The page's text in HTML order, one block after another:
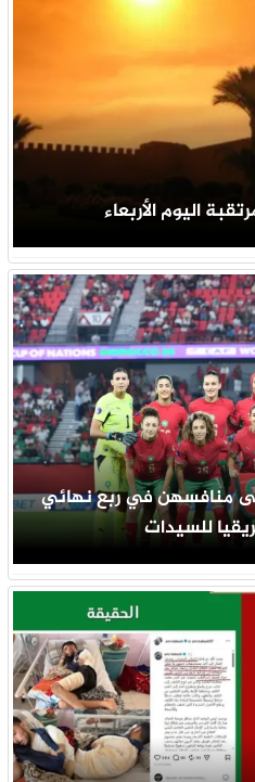
اليوم الأربعاء
منافسهن في ربع نهائي
للسيدات